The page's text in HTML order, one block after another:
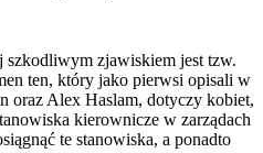
szkodliwym zjawiskiem jest tzw.
ten, który jako pierwsi opisali w
oraz Alex Haslam, dotyczy kobiet,
kierownicze w zarządach
te stanowiska, a ponadto